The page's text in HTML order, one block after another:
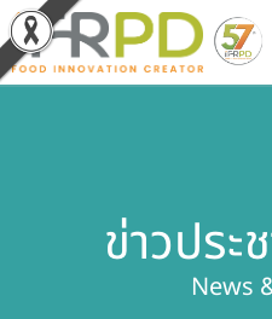
ผลิตภัณฑ์และจำหน่าย
ข่าวปร
News